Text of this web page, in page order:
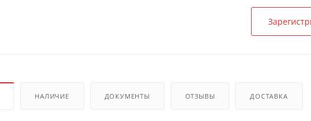
НАЛИЧИЕ ДОКУМЕНТЫ ОТЗЫВЫ ДОСТАВКА